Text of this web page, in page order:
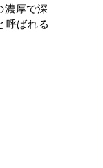
濃厚で深
呼ばれる